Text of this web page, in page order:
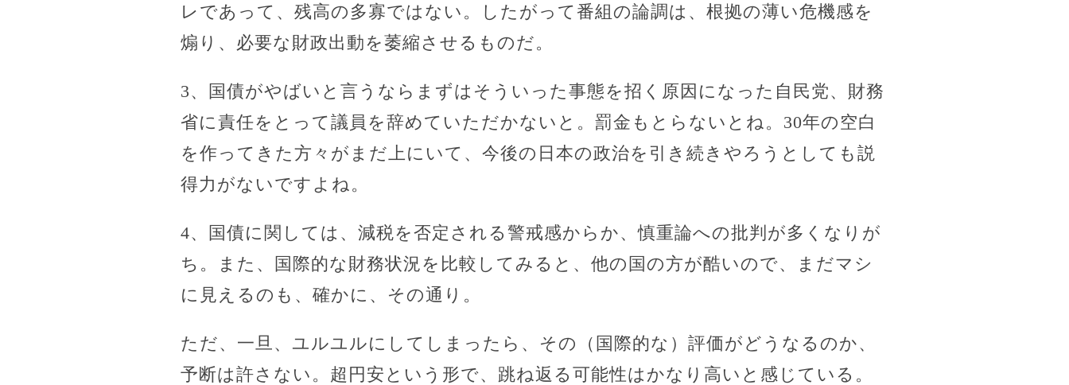
レであって、残高の多寡ではない。したがって番組の論調は、根拠の薄い危機感を
煽り、必要な財政出動を萎縮させるものだ。
3、国債がやばいと言うならまずはそういった事態を招く原因になった自民党、財務
省に責任をとって議員を辞めていただかないと。罰金もとらないとね。30年の空白
を作ってきた方々がまだ上にいて、今後の日本の政治を引き続きやろうとしても説
得力がないですよね。
4、国債に関しては、減税を否定される警戒感からか、慎重論への批判が多くなりが
ち。また、国際的な財務状況を比較してみると、他の国の方が酷いので、まだマシ
に見えるのも、確かに、その通り。
ただ、一旦、ユルユルにしてしまったら、その（国際的な）評価がどうなるのか、
予断は許さない。超円安という形で、跳ね返る可能性はかなり高いと感じている。